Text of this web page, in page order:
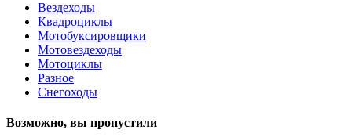
Вездеходы
Квадроциклы
Мотобуксировщики
Мотовездеходы
Мотоциклы
Разное
Снегоходы
Возможно, вы пропустили